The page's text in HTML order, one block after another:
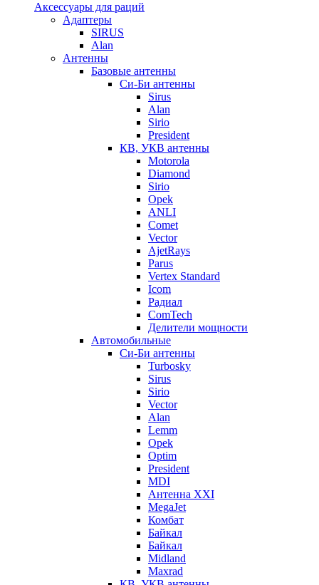
Аксессуары для раций
Адаптеры
SIRUS
Alan
Антенны
Базовые антенны
Си-Би антенны
Sirus
Alan
Sirio
President
КВ, УКВ антенны
Motorola
Diamond
Sirio
Opek
ANLI
Comet
Vector
AjetRays
Parus
Vertex Standard
Icom
Радиал
ComTech
Делители мощности
Автомобильные
Си-Би антенны
Turbosky
Sirus
Sirio
Vector
Alan
Lemm
Opek
Optim
President
MDI
Антенна XXI
MegaJet
Комбат
Байкал
Байкал
Midland
Maxrad